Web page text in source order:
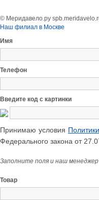
© Меридавело.ру
Наш филиал в Москве
Имя
Телефон
Введите код с картинки
Принимаю условия
Федерального закона от
Заполните поля и наш менеджер
Товар